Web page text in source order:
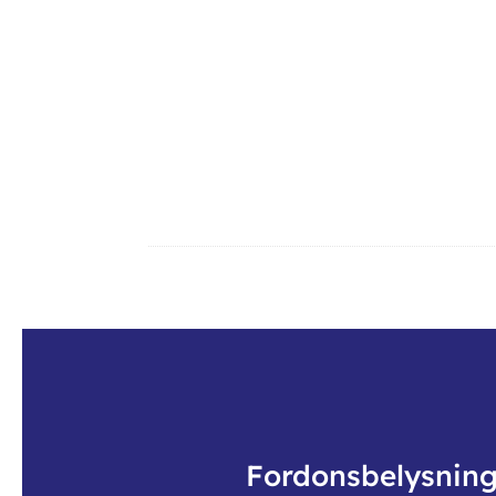
Fordonsbelysning